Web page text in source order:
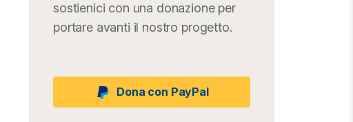
sostienici con una donazione per
portare avanti il nostro progetto.
Dona con PayPal